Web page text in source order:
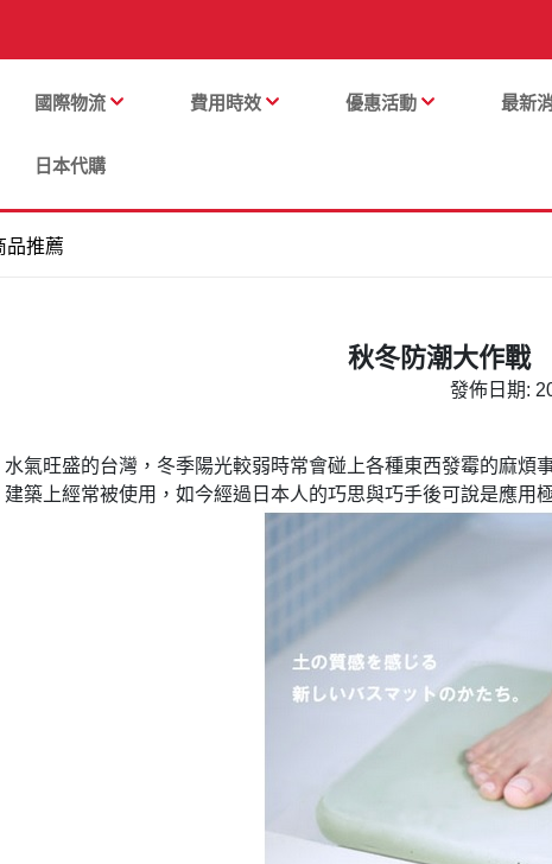
國際物流 費用時效 優惠活動 最新
日本代購
品推薦
貨
避坑策略
程
從在這上面淘CCD，我終於實現相機自由啦✨
必看
體驗UP！
有一份海淘速通攻略待查收！
秋冬防潮大作戰
發佈日期:
水氣旺盛的台灣，冬季陽光較弱時常會碰上各種東西發霉的麻
建築上經常被使用，如今經過日本人的巧思與巧手後可說是應用